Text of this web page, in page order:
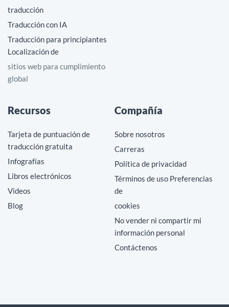
traducción
Traducción con IA
Traducción para principiantes
Localización de
sitios web para cumplimiento
global
Recursos
Tarjeta de puntuación de
traducción gratuita
Infografías
Libros electrónicos
Videos
Blog
Compañía
Sobre nosotros
Carreras
Política de privacidad
Términos de uso Preferencias
de
cookies
No vender ni compartir mi
información personal
Contáctenos